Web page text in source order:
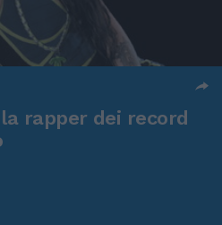
rapper dei record